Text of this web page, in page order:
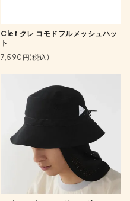
Clef クレ コモドフルメッシュハッ
ト
7,590円(税込)